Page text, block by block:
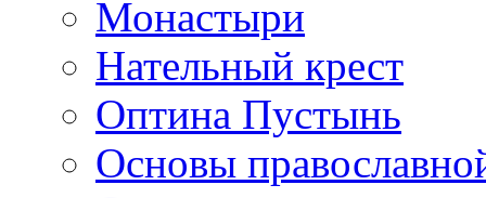
Монастыри
Нательный крест
Оптина Пустынь
Основы